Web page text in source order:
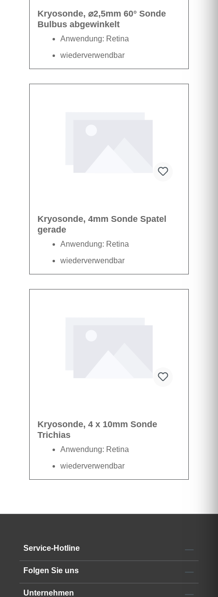
Kryosonde, ⌀2,5mm 60° Sonde
Bulbus abgewinkelt
Anwendung: Retina
wiederverwendbar
Datenblatt
Kryosonde, 4mm Sonde Spatel
gerade
Anwendung: Retina
wiederverwendbar
Datenblatt
Kryosonde, 4 x 10mm Sonde
Trichias
Anwendung: Retina
wiederverwendbar
Service-Hotline
Folgen Sie uns
Unternehmen